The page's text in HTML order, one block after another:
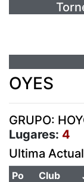
OYES
GRUPO:
Lugares: 4
Ultima
Po Club